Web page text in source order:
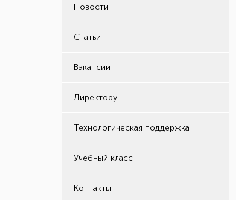
Новости
Статьи
Вакансии
Директору
Технологическая поддержка
Учебный класс
Контакты